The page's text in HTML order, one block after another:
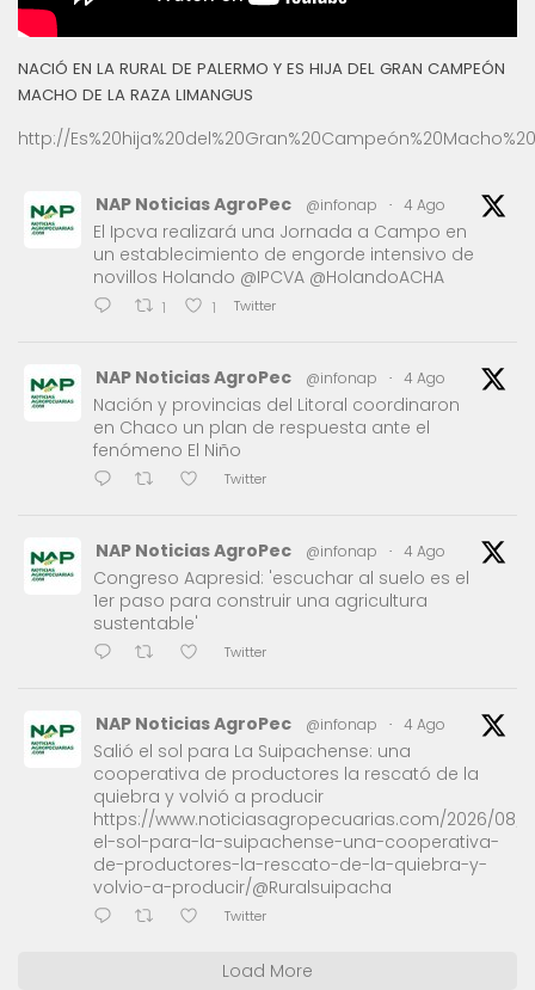
NACIÓ EN LA RURAL DE PALERMO Y ES HIJA DEL GRAN CAMPEÓN
MACHO DE LA RAZA LIMANGUS
http://
NAP Noticias AgroPec @infonap · 4 Ago
El Ipcva realizará una Jornada a Campo en
un establecimiento de engorde intensivo de
novillos Holando @IPCVA @HolandoACHA
1 1 Twitter
NAP Noticias AgroPec @infonap · 4 Ago
Nación y provincias del Litoral coordinaron
en Chaco un plan de respuesta ante el
fenómeno El Niño
Twitter
NAP Noticias AgroPec @infonap · 4 Ago
Congreso Aapresid: 'escuchar al suelo es el
1er paso para construir una agricultura
sustentable'
Twitter
NAP Noticias AgroPec @infonap · 4 Ago
Salió el sol para La Suipachense: una
cooperativa de productores la rescató de la
quiebra y volvió a producir
https://www.noticiasagropecuarias.com/2026/08/
el-sol-para-la-suipachense-una-cooperativa-
de-productores-la-rescato-de-la-quiebra-y-
volvio-a-producir/@Ruralsuipacha
Twitter
Load More